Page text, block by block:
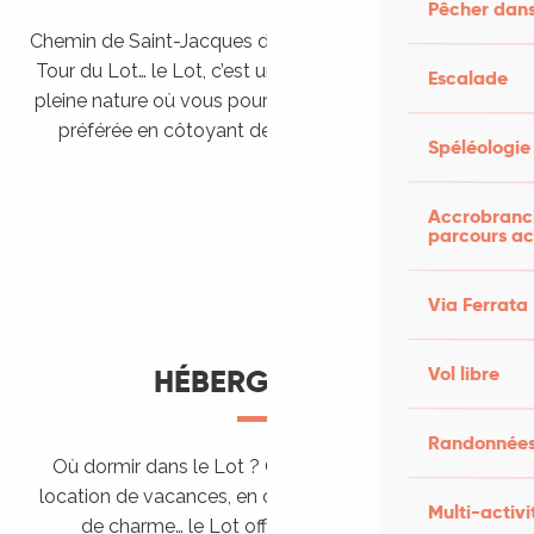
Pêcher
Escalade
Spéléologie
parcours
Via Ferrata
Vol libre
Multi-
Chemin de Saint-Jacques de Compostelle, Véloroutes,
Tour du Lot… le Lot, c’est une véritable destination de
pleine nature où vous pourrez pratiquer votre activité
préférée en côtoyant des paysages grandioses.
HÉBERGEMENTS
Où dormir dans le Lot ? Chez l’habitant, dans une
location de vacances, en camping, ou dans un hôtel
de charme… le Lot offre des hébergements